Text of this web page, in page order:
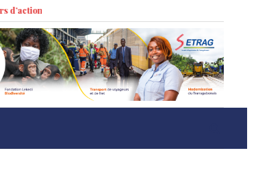
» Marché immobilier à Libreville : tendances récentes et